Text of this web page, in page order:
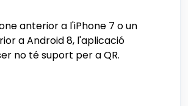
anterior a l'iPhone 7 o un
a Android 8, l'aplicació
no té suport per a QR.